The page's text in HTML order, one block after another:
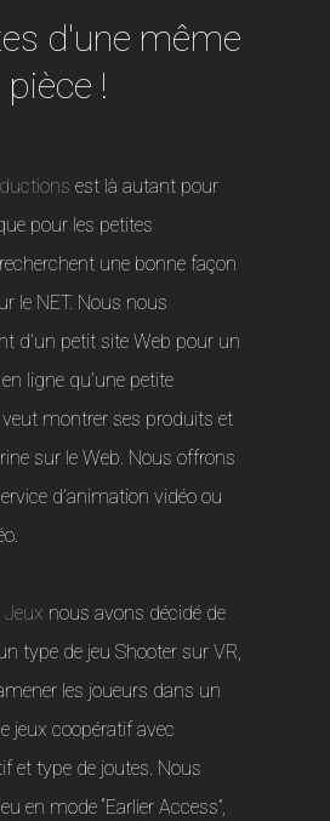
d'une même
pièce !
est là autant pour
pour les petites
une bonne façon
le NET. Nous nous
d’un petit site Web pour un
ligne qu’une petite
montrer ses produits et
sur le Web. Nous offrons
d’animation vidéo ou
Jeux nous avons décidé de
type de jeu Shooter sur VR,
les joueurs dans un
jeux coopératif avec
et type de joutes. Nous
en mode “Earlier Access”,